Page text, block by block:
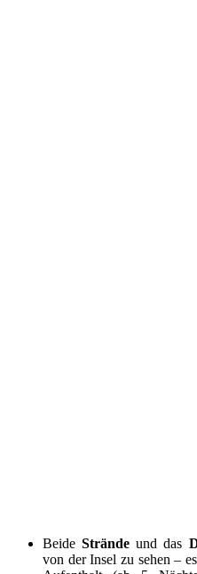
BeideStrände und das
von der Insel zu sehen –